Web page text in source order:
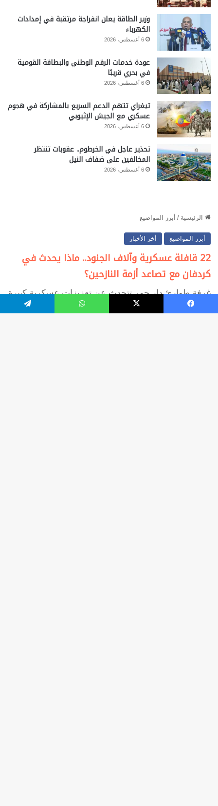
وزير الطاقة يعلن انفراجة مرتقبة في إمدادات
الكهرباء
6 أغسطس، 2026
عودة خدمات الرقم الوطني والبطاقة القومية
في بحري قريبًا
6 أغسطس، 2026
تيغراي تتهم الدعم السريع بالمشاركة في هجوم
عسكري مع الجيش الإثيوبي
6 أغسطس، 2026
تحذير عاجل في الخرطوم.. عقوبات تنتظر
المخالفين على ضفاف النيل
6 أغسطس، 2026
فيسبوك ‫X واتساب تيلقرام